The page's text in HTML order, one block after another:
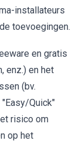
installateurs
toevoegingen.
en gratis
enz.) en het
(bv.
Quick"
risico om
op het